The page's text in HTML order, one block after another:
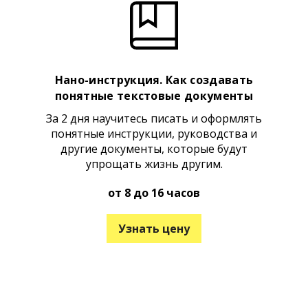
Нано-инструкция. Как создавать
понятные текстовые документы
За 2 дня научитесь писать и оформлять
понятные инструкции, руководства и
другие документы, которые будут
упрощать жизнь другим.
от 8 до 16 часов
Узнать цену